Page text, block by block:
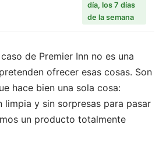
día, los 7 días
de la semana
de Premier Inn no es una
ofrecer esas cosas. Son
hace bien una sola cosa:
limpia y sin sorpresas para pasar
un producto totalmente